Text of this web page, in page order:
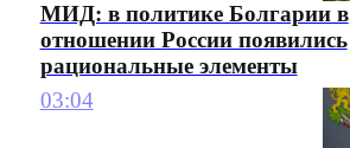
МИД: в политике Болгарии в
отношении России появились
рациональные элементы
03:04